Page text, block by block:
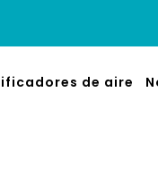
de aire